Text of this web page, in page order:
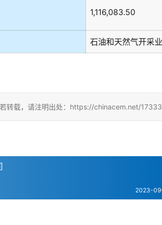
1,116,083.50
石油和天然气开采业
转载，请注明出处：https://chinacem.net/
2023-